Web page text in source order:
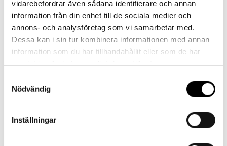
vidarebefordrar även sådana identifierare och annan
information från din enhet till de sociala medier och
annons- och analysföretag som vi samarbetar med.
Dessa kan i sin tur kombinera informationen med annan
information som du har tillhandahållit eller som de har
Nödvändig
Inställningar